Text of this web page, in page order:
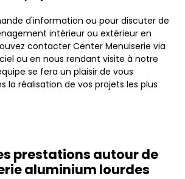
d'information ou pour discuter de
intérieur ou extérieur en
contacter Center Menuiserie via
ou en nous rendant visite à notre
se fera un plaisir de vous
la réalisation de vos projets les plus
prestations autour de
aluminium lourdes